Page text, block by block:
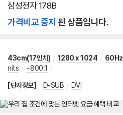
삼성전자 178B
가격비교 중지 된 상품입니다.
43cm(17인치) / 1280 x 1024 / 60Hz
nits / ~800:1 /
[단자정보] D-SUB / DVI